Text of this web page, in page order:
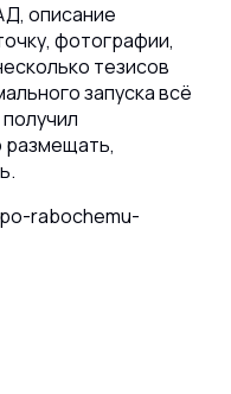
описание
фотографии,
тезисов
запуска всё